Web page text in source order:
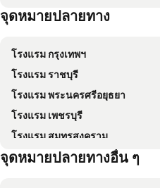
ยูนิแลนด์ กอล์ฟ & รีสอร์ท
River Hotel - The Outstanding Venues Nakhon Pathom
Kram Farmstay
Phanthong
โรงแรม บอร์ดดิ้งเฮ้าส์
Lamona hotel
เดอะ รอยัล เจมส์ กอล์ฟ รีสอร์ท
ตลาดนนทบุรี
เอ็มอาร์ที บางรักใหญ่
เอ็มอาร์ที สะพานพระนั่งเกล้า
น้ำตลาดดำเนินสะดวก
เอ็มอาร์ที ตลาดบางใหญ่
เอ็มอาร์ที บางพลู
วัดระฆัง
จุดหมายปลายทาง
โรงแรม กรุงเทพฯ
โรงแรม ราชบุรี
โรงแรม พระนครศรีอยุธยา
โรงแรม เพชรบุรี
โรงแรม สมุทรสงคราม
จุดหมายปลายทางอื่น ๆ